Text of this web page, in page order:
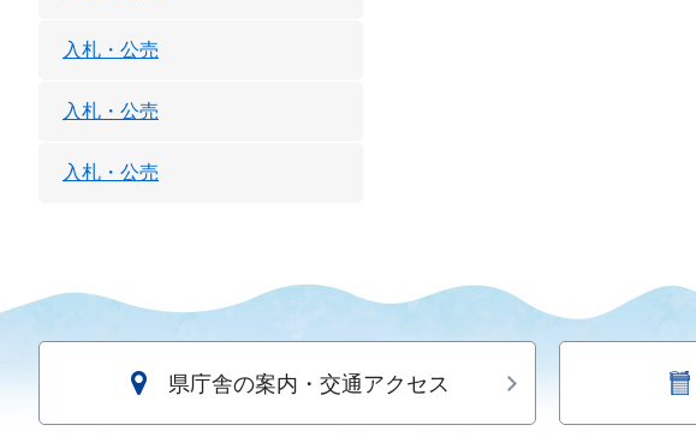
入札・公売
入札・公売
入札・公売
県庁舎の案内・交通アクセス